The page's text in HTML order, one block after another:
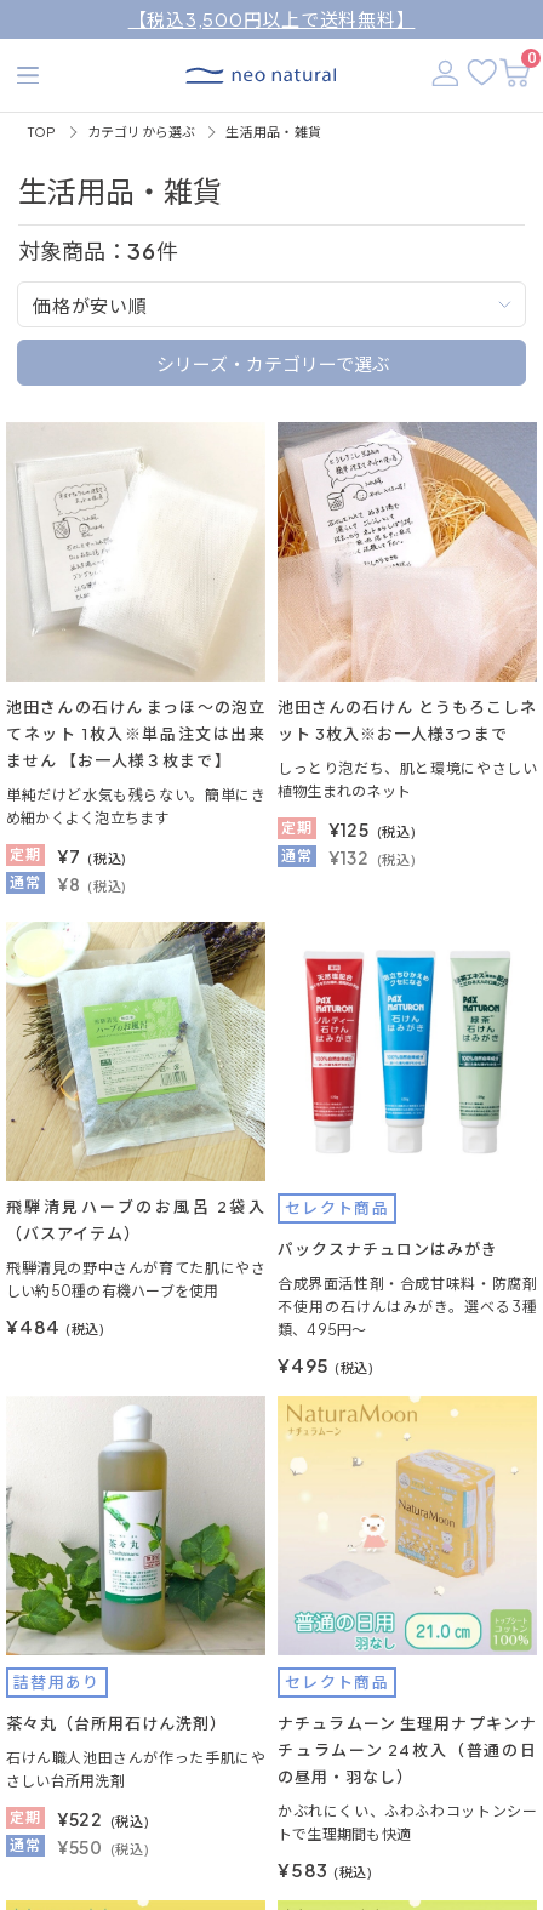
【税込3,500円以上で送料無料】
0
TOP カテゴリから選ぶ 生活用品・雑貨
生活用品・雑貨
対象商品： 36件
価格が安い順
シリーズ・カテゴリーで選ぶ
池田さんの石けん まっほ～の泡立
てネット 1枚入※単品注文は出来
ません 【お一人様３枚まで】
単純だけど水気も残らない。簡単にき
め細かくよく泡立ちます
定期
¥7 (税込)
通常 ¥8 (税込)
池田さんの石けん とうもろこしネ
ット 3枚入※お一人様3つまで
しっとり泡だち、肌と環境にやさしい
植物生まれのネット
定期
¥125 (税込)
通常 ¥132 (税込)
飛騨清見ハーブのお風呂 2袋入
（バスアイテム）
飛騨清見の野中さんが育てた肌にやさ
しい約50種の有機ハーブを使用
¥484 (税込)
セレクト商品
パックスナチュロンはみがき
合成界面活性剤・合成甘味料・防腐剤
不使用の石けんはみがき。選べる3種
類、495円～
¥495 (税込)
詰替用あり
茶々丸（台所用石けん洗剤）
石けん職人池田さんが作った手肌にや
さしい台所用洗剤
定期
¥522 (税込)
通常 ¥550 (税込)
セレクト商品
ナチュラムーン 生理用ナプキンナ
チュラムーン 24枚入（普通の日
の昼用・羽なし）
かぶれにくい、ふわふわコットンシー
トで生理期間も快適
¥583 (税込)